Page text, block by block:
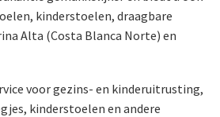
kinderstoelen, draagbare
Alta (Costa Blanca Norte) en
voor gezins- en kinderuitrusting,
kinderstoelen en andere